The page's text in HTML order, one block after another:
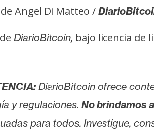
Angel Di Matteo /
DiarioBitcoin, bajo licencia de
DiarioBitcoin ofrece
y regulaciones. No brindamos
para todos. Investigue,